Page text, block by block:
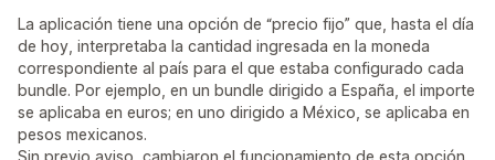
La aplicación tiene una opción de “precio fijo” que, hasta el día
de hoy, interpretaba la cantidad ingresada en la moneda
correspondiente al país para el que estaba configurado cada
bundle. Por ejemplo, en un bundle dirigido a España, el importe
se aplicaba en euros; en uno dirigido a México, se aplicaba en
pesos mexicanos.
Sin previo aviso, cambiaron el funcionamiento de esta opción